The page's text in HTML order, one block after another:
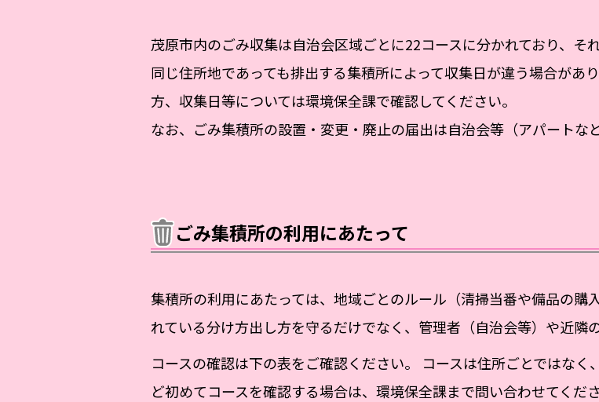
茂原市内のごみ収集は自治会区域ごとに22コースに分かれており、そ
同じ住所地であっても排出する集積所によって収集日が違う場合があ
方、収集日等については環境保全課で確認してください。
なお、ごみ集積所の設置・変更・廃止の届出は自治会等（アパートな
ごみ集積所の利用にあたって
集積所の利用にあたっては、地域ごとのルール（清掃当番や備品の購
れている分け方出し方を守るだけでなく、管理者（自治会等）や近隣
コースの確認は下の表をご確認ください。 コースは住所ごとではな
ど初めてコースを確認する場合は、環境保全課まで問い合わせてくださ